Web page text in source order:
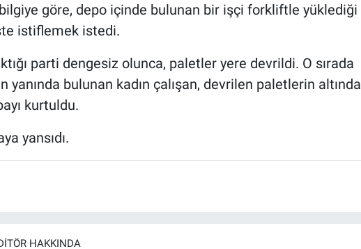
göre, depo içinde bulunan bir işçi forkliftle yüklediği
istiflemek istedi.
parti dengesiz olunca, paletler yere devrildi. O sırada
bulunan kadın çalışan, devrilen paletlerin altında
kurtuldu.
yansıdı.
HAKKINDA